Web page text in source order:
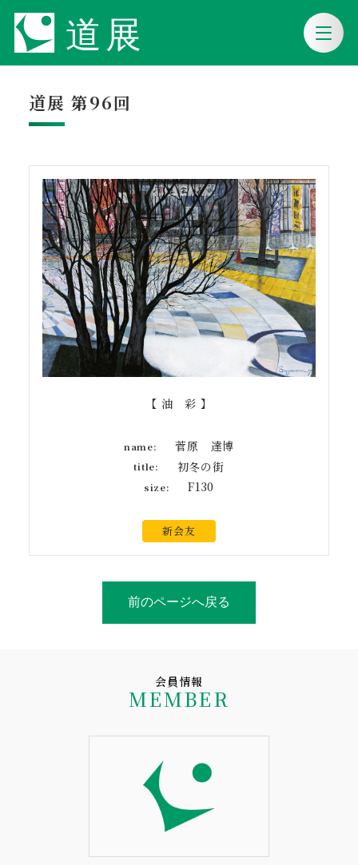
道展 第96回
【 油 彩 】
name: 菅原 達博
title: 初冬の街
size: F130
新会友
前のページへ戻る
会員情報
MEMBER